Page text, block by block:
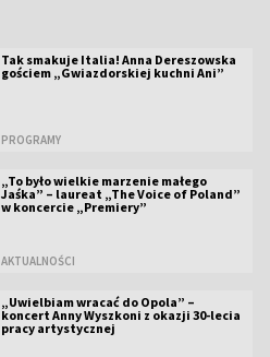
Tak smakuje Italia! Anna Dereszowska
gościem „Gwiazdorskiej kuchni Ani”
PROGRAMY
„To było wielkie marzenie małego
Jaśka” – laureat „The Voice of Poland”
w koncercie „Premiery”
AKTUALNOŚCI
„Uwielbiam wracać do Opola” –
koncert Anny Wyszkoni z okazji 30-lecia
pracy artystycznej